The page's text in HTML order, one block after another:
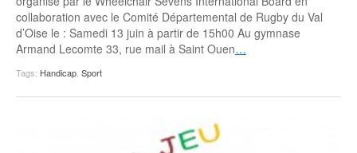
collaboration avec le Comité Départemental de Rugby du Val
d’Oise le : Samedi 13 juin à partir de 15h00 Au gymnase
Armand Lecomte 33, rue mail à Saint Ouen…
Tags: Handicap, Sport